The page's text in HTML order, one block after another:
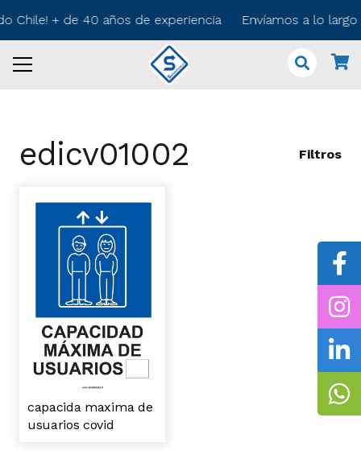
Chile! + de 40 años de experiencia Envíamos a lo
edicv01002 Filtros
capacida maxima de
usuarios covid